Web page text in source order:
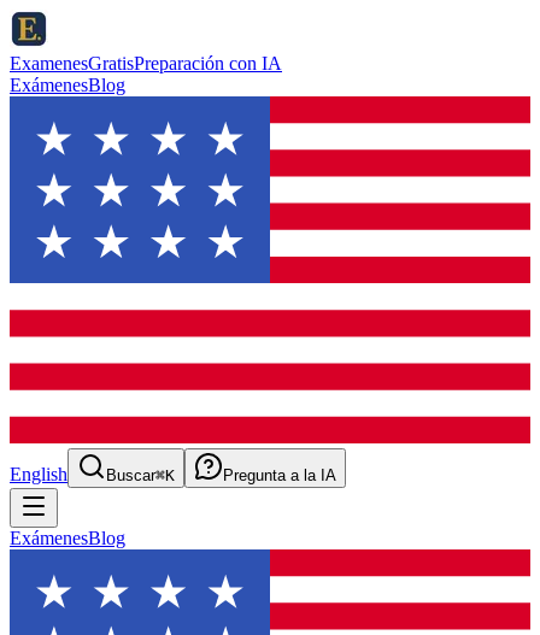
ExamenesGratisPreparación con IA
ExámenesBlog
English Buscar⌘K Pregunta a la IA
ExámenesBlog